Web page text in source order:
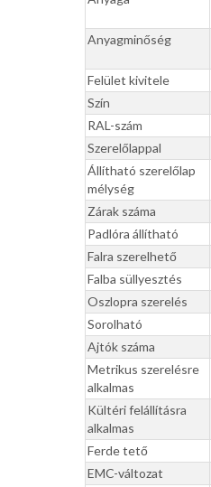
Anyagminőség
Felület kivitele
Szín
RAL-szám
Szerelőlappal
Állítható szerelőlap
mélység
Zárak száma
Padlóra állítható
Falra szerelhető
Falba süllyesztés
Oszlopra szerelés
Sorolható
Ajtók száma
Metrikus szerelésre
alkalmas
Kültéri felállításra
alkalmas
Ferde tető
EMC-változat